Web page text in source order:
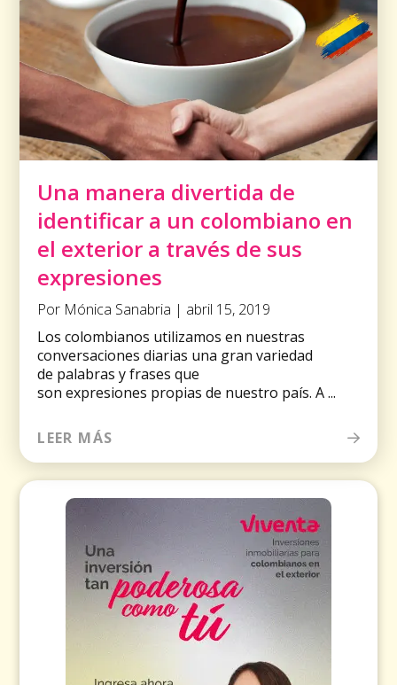
Una manera divertida de
identificar a un colombiano en
el exterior a través de sus
expresiones
Por Mónica Sanabria | abril 15, 2019
Los colombianos utilizamos en nuestras
conversaciones diarias una gran variedad
de palabras y frases que
son expresiones propias de nuestro país. A ...
LEER MÁS